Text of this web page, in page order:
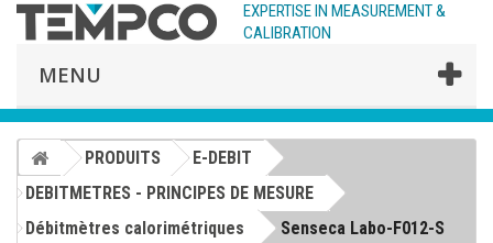
EXPERTISE IN MEASUREMENT &
CALIBRATION
MENU
PRODUITS
E-DEBIT
DEBITMETRES - PRINCIPES DE MESURE
Débitmètres calorimétriques
Senseca Labo-F012-S